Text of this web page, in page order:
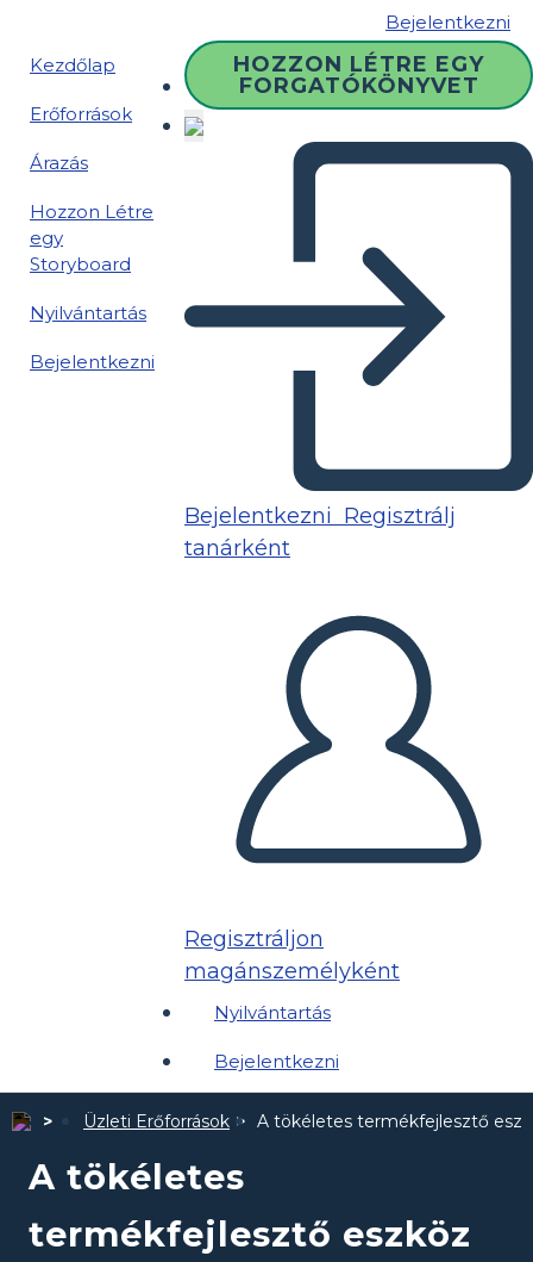
Bejelentkezni
Kezdőlap
Erőforrások
Árazás
Hozzon Létre
egy
Storyboard
Nyilvántartás
Bejelentkezni
HOZZON LÉTRE EGY
FORGATÓKÖNYVET
Bejelentkezni Regisztrálj
tanárként
Regisztráljon
magánszemélyként
Nyilvántartás
Bejelentkezni
Üzleti Erőforrások A tökéletes termékfejlesztő
A tökéletes
termékfejlesztő eszköz